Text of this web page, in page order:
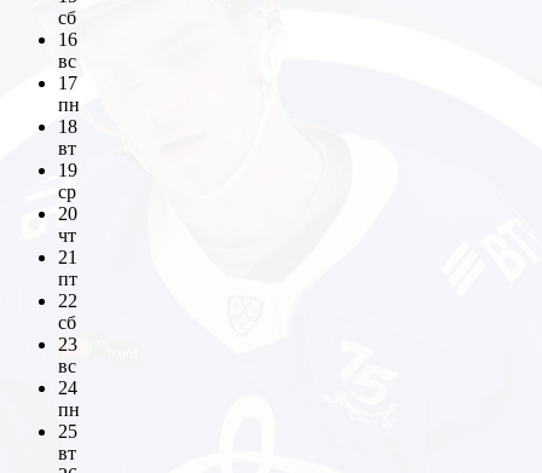
сб
16
вс
17
пн
18
вт
19
ср
20
чт
21
пт
22
сб
23
вс
24
пн
25
вт